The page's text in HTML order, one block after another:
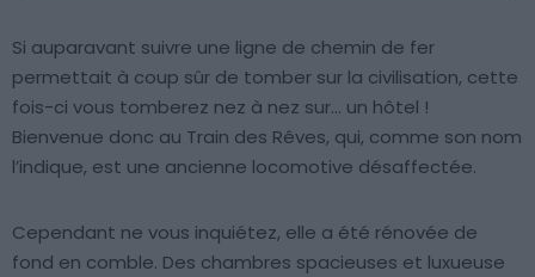
Si auparavant suivre une ligne de chemin de fer
permettait à coup sûr de tomber sur la civilisation, cette
fois-ci vous tomberez nez à nez sur… un hôtel !
Bienvenue donc au Train des Rêves, qui, comme son nom
l’indique, est une ancienne locomotive désaffectée.
Cependant ne vous inquiétez, elle a été rénovée de
fond en comble. Des chambres spacieuses et luxueuse